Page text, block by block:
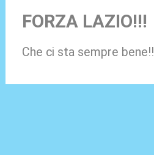
FORZA LAZIO!!!
Che ci sta sempre bene!!